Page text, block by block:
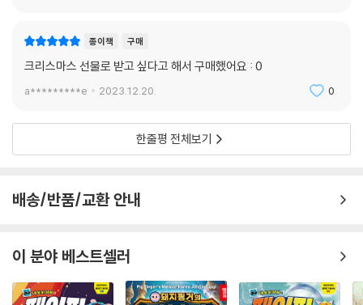
종이책 구매
크리스마스 선물로 받고 싶다고 해서 구매했어요 : 0
a*********e 2023.12.20. 0
한줄평 전체보기
배송/반품/교환 안내
이 분야 베스트셀러